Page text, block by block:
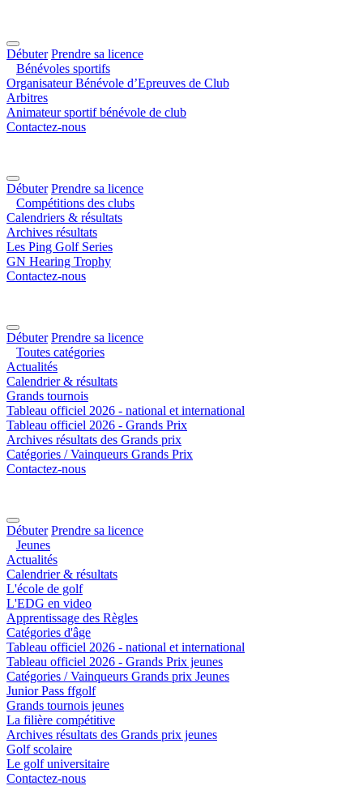
Débuter Prendre sa licence
Bénévoles sportifs
Organisateur Bénévole d’Epreuves de Club
Arbitres
Animateur sportif bénévole de club
Contactez-nous
Débuter Prendre sa licence
Compétitions des clubs
Calendriers & résultats
Archives résultats
Les Ping Golf Series
GN Hearing Trophy
Contactez-nous
Débuter Prendre sa licence
Toutes catégories
Actualités
Calendrier & résultats
Grands tournois
Tableau officiel 2026 - national et international
Tableau officiel 2026 - Grands Prix
Archives résultats des Grands prix
Catégories / Vainqueurs Grands Prix
Contactez-nous
Débuter Prendre sa licence
Jeunes
Actualités
Calendrier & résultats
L'école de golf
L'EDG en video
Apprentissage des Règles
Catégories d'âge
Tableau officiel 2026 - national et international
Tableau officiel 2026 - Grands Prix jeunes
Catégories / Vainqueurs Grands prix Jeunes
Junior Pass ffgolf
Grands tournois jeunes
La filière compétitive
Archives résultats des Grands prix jeunes
Golf scolaire
Le golf universitaire
Contactez-nous